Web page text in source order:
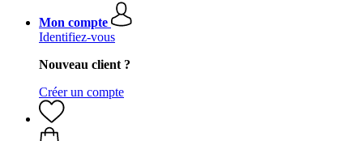
Mon compte
Identifiez-vous
Nouveau client ?
Créer un compte